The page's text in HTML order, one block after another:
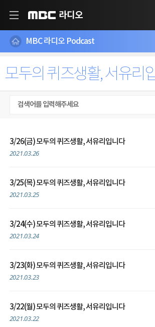
라디오
MBC 라디오 Podcast
모두의 퀴즈생활, 서유리
3/26(금) 모두의 퀴즈생활, 서유리입니다
2021.03.26
3/25(목) 모두의 퀴즈생활, 서유리입니다
2021.03.25
3/24(수) 모두의 퀴즈생활, 서유리입니다
2021.03.24
3/23(화) 모두의 퀴즈생활, 서유리입니다
2021.03.23
3/22(월) 모두의 퀴즈생활, 서유리입니다
2021.03.22